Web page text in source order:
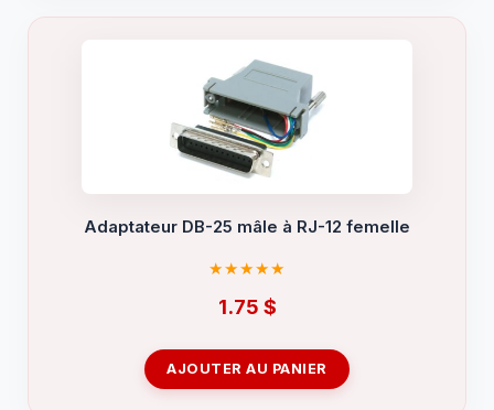
Adaptateur DB-25 mâle à RJ-12 femelle
1.75 $
AJOUTER AU PANIER